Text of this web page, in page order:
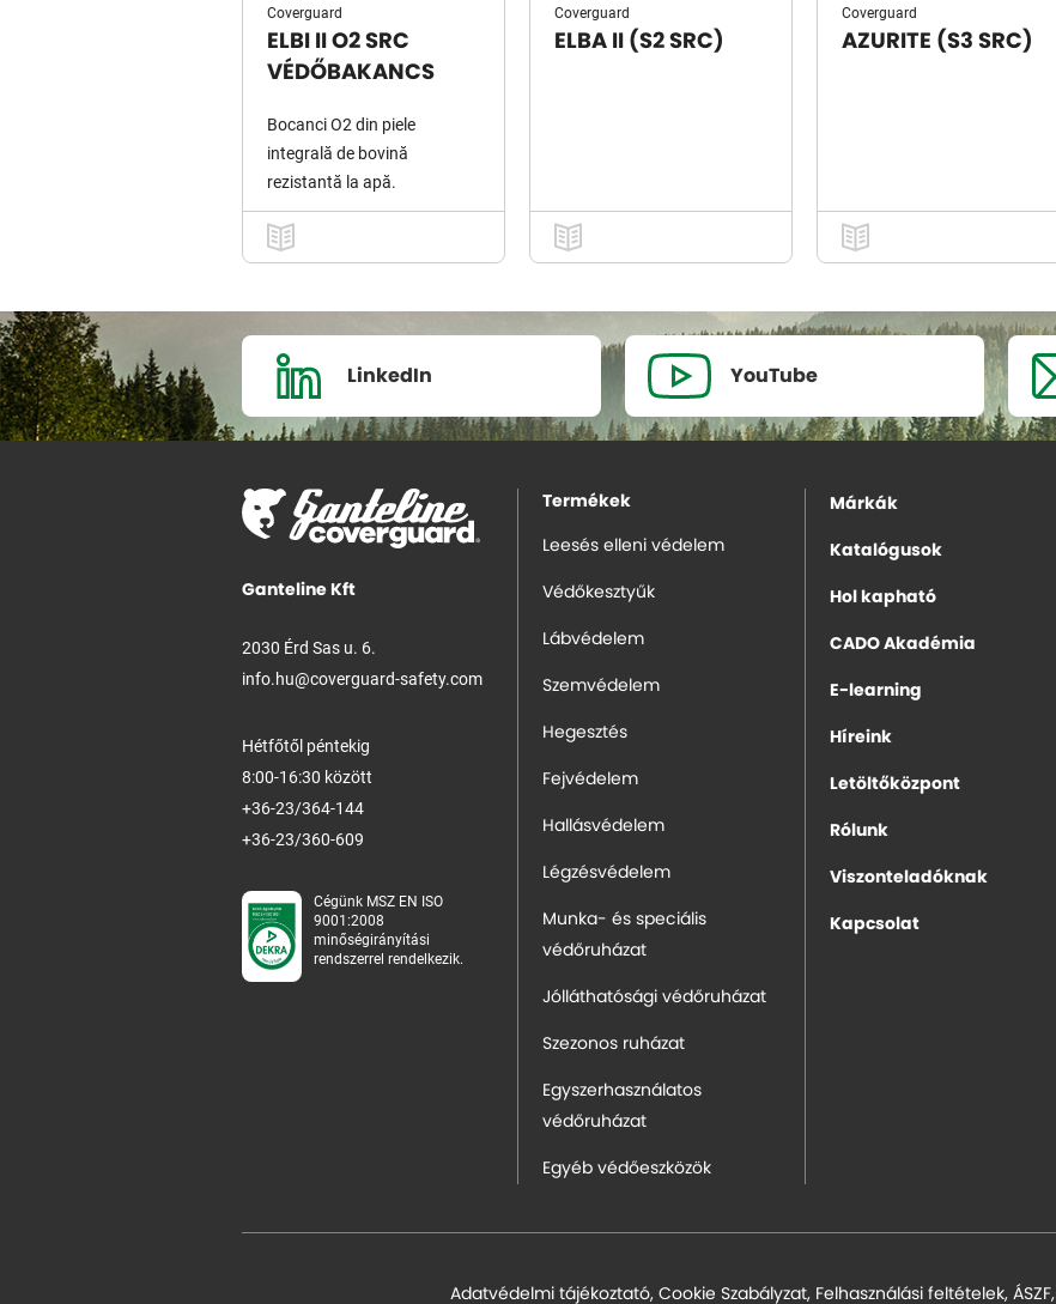
Coverguard
ELBI II O2 SRC
VÉDŐBAKANCS
Bocanci O2 din piele
integrală de bovină
rezistantă la apă.
Coverguard
ELBA II (S2 SRC)
Coverguard
AZURITE (S3 SRC)
LinkedIn YouTube
Ganteline Kft
2030 Érd Sas u. 6.
info.hu@coverguard-safety.com
Hétfőtől péntekig
8:00-16:30 között
+36-23/364-144
+36-23/360-609
Cégünk MSZ EN ISO
9001:2008
minőségirányítási
rendszerrel rendelkezik.
Termékek
Leesés elleni védelem
Védőkesztyűk
Lábvédelem
Szemvédelem
Hegesztés
Fejvédelem
Hallásvédelem
Légzésvédelem
Munka- és speciális
védőruházat
Jólláthatósági védőruházat
Szezonos ruházat
Egyszerhasználatos
védőruházat
Egyéb védőeszközök
Márkák
Katalógusok
Hol kapható
CADO Akadémia
E-learning
Híreink
Letöltőközpont
Rólunk
Viszonteladóknak
Kapcsolat
Adatvédelmi tájékoztató, Cookie Szabályzat, Felhasználási feltételek, ÁSZF,